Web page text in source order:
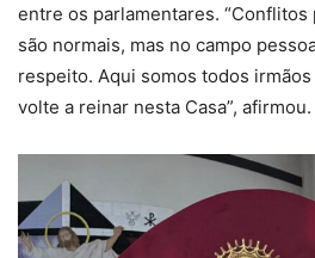
entre os parlamentares.
são normais, mas no campo
respeito. Aqui somos todos
volte a reinar nesta Casa”, afirmou.